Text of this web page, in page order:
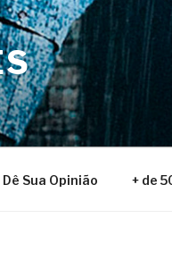
Dê Sua Opinião + de